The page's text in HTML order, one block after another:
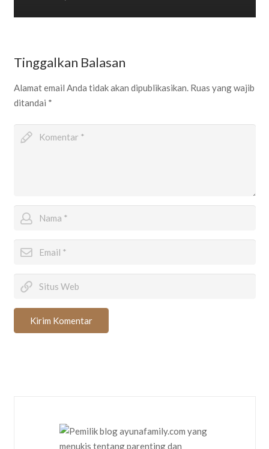
Tinggalkan Balasan
Alamat email Anda tidak akan dipublikasikan. Ruas yang wajib
ditandai *
Kirim Komentar